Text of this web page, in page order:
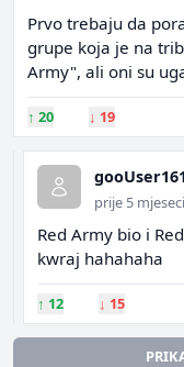
Prvo trebaju da
grupe koja je na
Army", ali oni su
↑ 20 ↓ 19
prije 5 mjeseci
Red Army bio i
kwraj hahahaha
↑ 12 ↓ 15